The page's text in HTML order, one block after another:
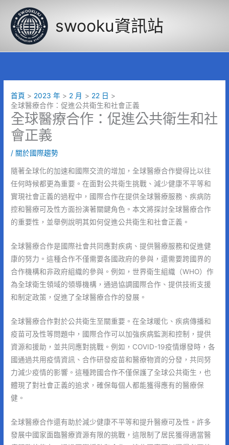
swooku資訊站
首頁 2023 年 2 月
22 日
全球醫療合作：促進公共衛生和社會正義
全球醫療合作：促進公共衛生和社
會正義
/ 關於國際趨勢
隨著全球化的加速和國際交流的增加，全球醫療合作變得比以往
任何時候都更為重要。在面對公共衛生挑戰、減少健康不平等和
實現社會正義的過程中，國際合作在提供全球醫療服務、疾病防
控和醫療可及性方面扮演著關鍵角色。本文將探討全球醫療合作
的重要性，並舉例說明其如何促進公共衛生和社會正義。
全球醫療合作是國際社會共同應對疾病、提供醫療服務和促進健
康的努力。這種合作不僅需要各國政府的參與，還需要跨國界的
合作機構和非政府組織的參與。例如，世界衛生組織（WHO）作
為全球衛生領域的領導機構，通過協調國際合作、提供技術支援
和制定政策，促進了全球醫療合作的發展。
全球醫療合作對於公共衛生至關重要。在全球暖化、疾病傳播和
疫苗可及性等問題中，國際合作可以加強疾病監測和控制，提供
資源和援助，並共同應對挑戰。例如，COVID-19疫情爆發時，各
國通過共用疫情資訊、合作研發疫苗和醫療物資的分發，共同努
力減少疫情的影響。這種跨國合作不僅保護了全球公共衛生，也
體現了對社會正義的追求，確保每個人都能獲得應有的醫療保
健。
全球醫療合作還有助於減少健康不平等和提升醫療可及性。許多
發展中國家面臨醫療資源有限的挑戰，這限制了居民獲得適當醫